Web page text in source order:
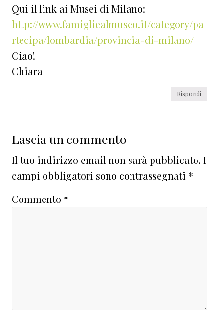
Qui il link ai Musei di Milano:
http://www.famigliealmuseo.it/category/pa
rtecipa/lombardia/provincia-di-milano/
Ciao!
Chiara
Rispondi
Lascia un commento
Il tuo indirizzo email non sarà pubblicato. I
campi obbligatori sono contrassegnati *
Commento *